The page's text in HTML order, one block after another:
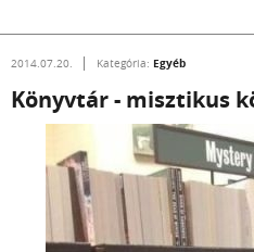
2014.07.20. Kategória: Egyéb
Könyvtár - misztikus